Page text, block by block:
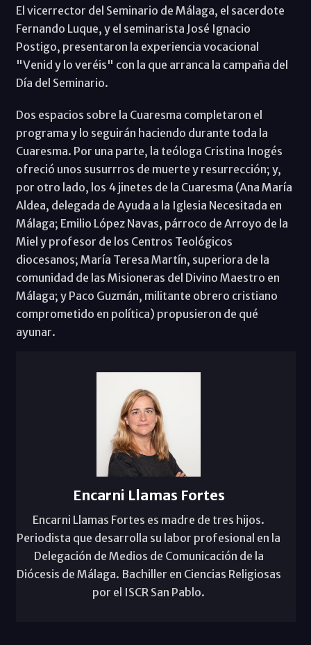
El vicerrector del Seminario de Málaga, el sacerdote
Fernando Luque, y el seminarista José Ignacio
Postigo, presentaron la experiencia vocacional
"Venid y lo veréis" con la que arranca la campaña del
Día del Seminario.
Dos espacios sobre la Cuaresma completaron el
programa y lo seguirán haciendo durante toda la
Cuaresma. Por una parte, la teóloga Cristina Inogés
ofreció unos susurrros de muerte y resurrección; y,
por otro lado, los 4 jinetes de la Cuaresma (Ana María
Aldea, delegada de Ayuda a la Iglesia Necesitada en
Málaga; Emilio López Navas, párroco de Arroyo de la
Miel y profesor de los Centros Teológicos
diocesanos; María Teresa Martín, superiora de la
comunidad de las Misioneras del Divino Maestro en
Málaga; y Paco Guzmán, militante obrero cristiano
comprometido en política) propusieron de qué
ayunar.
Encarni Llamas Fortes
Encarni Llamas Fortes es madre de tres hijos.
Periodista que desarrolla su labor profesional en la
Delegación de Medios de Comunicación de la
Diócesis de Málaga. Bachiller en Ciencias Religiosas
por el ISCR San Pablo.